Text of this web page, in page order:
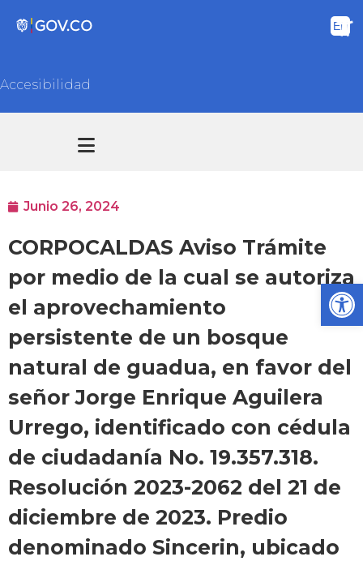
Accesibilidad
Junio 26, 2024
CORPOCALDAS Aviso Trámite
por medio de la cual se autoriza
el aprovechamiento
persistente de un bosque
natural de guadua, en favor del
señor Jorge Enrique Aguilera
Urrego, identificado con cédula
de ciudadanía No. 19.357.318.
Resolución 2023-2062 del 21 de
diciembre de 2023. Predio
denominado Sincerin, ubicado